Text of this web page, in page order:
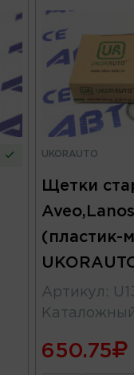
UKORAUTO
Щетки
(пластик-
Артикул :
650.75